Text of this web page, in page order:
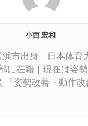
小西 宏和
市出身｜日本体育
に在籍｜現在は姿
姿勢改善・動作改